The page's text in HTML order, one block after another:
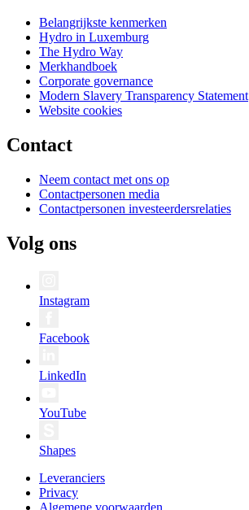
Belangrijkste kenmerken
Hydro in Luxemburg
The Hydro Way
Merkhandboek
Corporate governance
Modern Slavery Transparency Statement
Website cookies
Contact
Neem contact met ons op
Contactpersonen media
Contactpersonen investeerdersrelaties
Volg ons
Instagram
Facebook
LinkedIn
YouTube
Shapes
Leveranciers
Privacy
Algemene voorwaarden